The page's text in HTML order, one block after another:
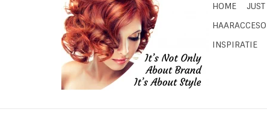
HOME
INSPIRATIE